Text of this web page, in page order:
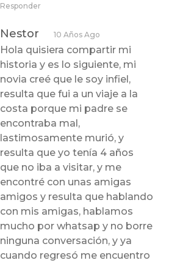
Responder
Nestor 10 Años Ago
Hola quisiera compartir mi
historia y es lo siguiente, mi
novia creé que le soy infiel,
resulta que fui a un viaje a la
costa porque mi padre se
encontraba mal,
lastimosamente murió, y
resulta que yo tenía 4 años
que no iba a visitar, y me
encontré con unas amigas
amigos y resulta que hablando
con mis amigas, hablamos
mucho por whatsap y no borre
ninguna conversación, y ya
cuando regresó me encuentro